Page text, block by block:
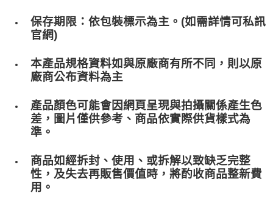
保存期限：依包裝標示為主。(如需詳情可私訊
官網)
本產品規格資料如與原廠商有所不同，則以原
廠商公布資料為主
產品顏色可能會因網頁呈現與拍攝關係產生色
差，圖片僅供參考、商品依實際供貨樣式為
準。
商品如經拆封、使用、或拆解以致缺乏完整
性，及失去再販售價值時，將酌收商品整﻿新費
用。